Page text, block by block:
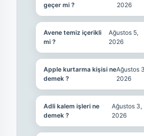
geçer mi ?
2026
Avene temiz içerikli
mi ?
Ağustos 5,
2026
Apple kurtarma kişisi ne
demek ?
Ağustos
2026
Adli kalem işleri ne
demek ?
Ağustos 3,
2026